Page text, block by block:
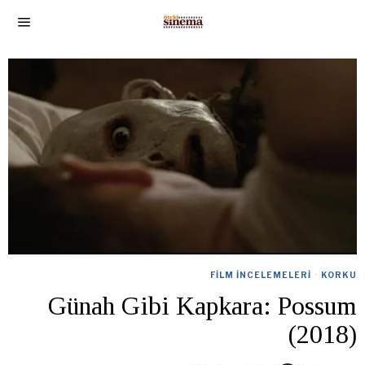
FILM İNCELEMELERI · KORKU
Günah Gibi Kapkara: Possum
(2018)